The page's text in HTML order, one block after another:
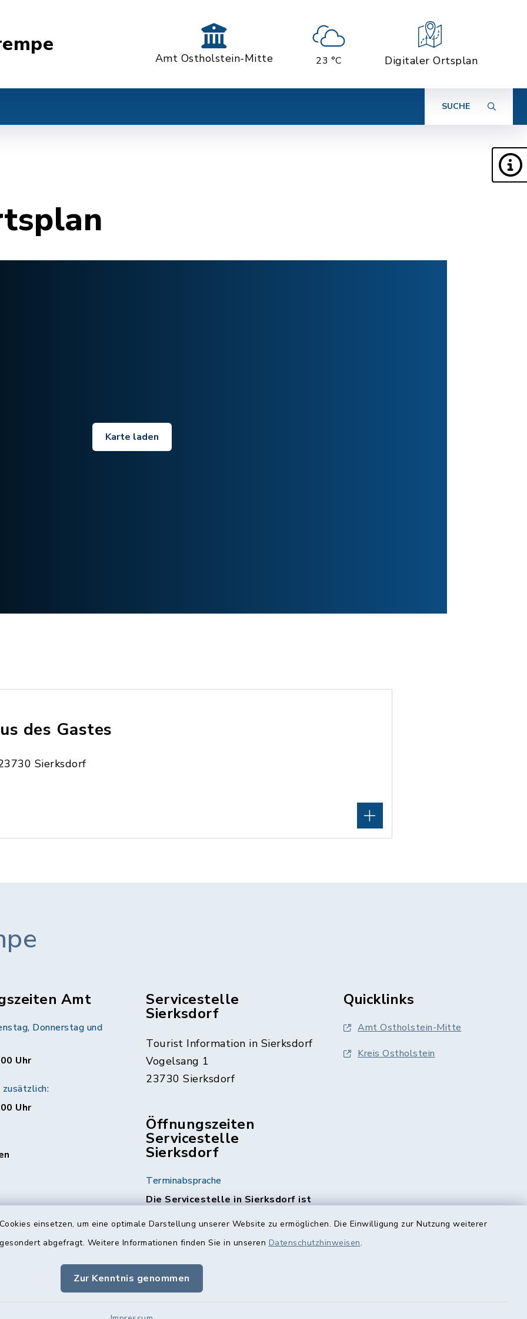
einsetzen, um eine optimale Darstellung unserer Website zu ermöglichen. Die Einwilligung zur Nutzung weiterer
abgefragt. Weitere Informationen finden Sie in unseren Datenschutzhinweisen.
Zur Kenntnis genommen
Amt Ostholstein-Mitte 23 °C Digitaler Ortsplan
SUCHE
Karte laden
des Gastes
Sierksdorf
Amt
Donnerstag und
Uhr
Uhr
Servicestelle
Sierksdorf
Tourist Information in Sierksdorf
Vogelsang 1
23730 Sierksdorf
Öffnungszeiten
Servicestelle
Sierksdorf
Terminabsprache
Die Servicestelle in Sierksdorf ist
geöffnet. Hierzu ist eine
Terminabsprache erforderlich.
Die Kontaktdaten finden Sie
Nächste Termine:
Quicklinks
Amt Ostholstein-Mitte
Kreis Ostholstein